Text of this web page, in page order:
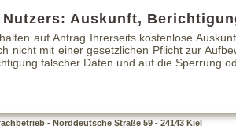
Nutzers: Auskunft,
auf Antrag Ihrerseits kostenlose
nicht mit einer gesetzlichen Pflicht zur
falscher Daten und auf die Sperrung
- Norddeutsche Straße 59 - 24143 Kiel